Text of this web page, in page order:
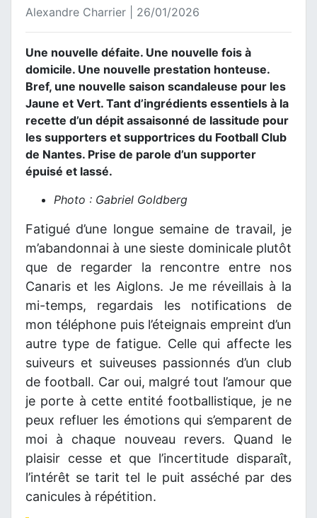
Alexandre Charrier | 26/01/2026
Une nouvelle défaite. Une nouvelle fois à
domicile. Une nouvelle prestation honteuse.
Bref, une nouvelle saison scandaleuse pour les
Jaune et Vert. Tant d’ingrédients essentiels à la
recette d’un dépit assaisonné de lassitude pour
les supporters et supportrices du Football Club
de Nantes. Prise de parole d’un supporter
épuisé et lassé.
Photo : Gabriel Goldberg
Fatigué d’une longue semaine de travail, je
m’abandonnai à une sieste dominicale plutôt
que de regarder la rencontre entre nos
Canaris et les Aiglons. Je me réveillais à la
mi-temps, regardais les notifications de
mon téléphone puis l’éteignais empreint d’un
autre type de fatigue. Celle qui affecte les
suiveurs et suiveuses passionnés d’un club
de football. Car oui, malgré tout l’amour que
je porte à cette entité footballistique, je ne
peux refluer les émotions qui s’emparent de
moi à chaque nouveau revers. Quand le
plaisir cesse et que l’incertitude disparaît,
l’intérêt se tarit tel le puit asséché par des
canicules à répétition.